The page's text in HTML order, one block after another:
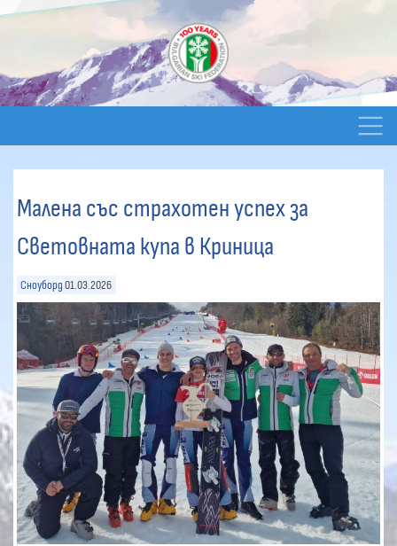
Малена със страхотен успех за
Световната купа в Криница
Сноуборд 01.03.2026